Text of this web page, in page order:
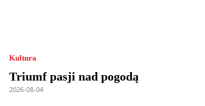
Kultura
Triumf pasji nad pogodą
2026-08-04